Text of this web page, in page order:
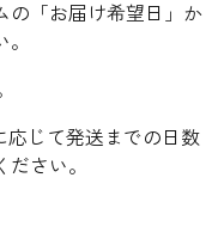
の「お届け希望日」か
じて発送までの日数
さい。